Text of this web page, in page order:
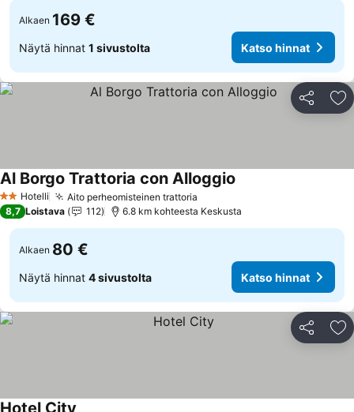
Alkaen 169 €
Näytä hinnat 1 sivustolta Katso hinnat
Jaa
2 Tähtiluokitus
Hotelli Aito perheomisteinen trattoria
Al Borgo Trattoria con Alloggio
8,7 Loistava 112 6.8 km kohteesta Keskusta
Alkaen 80 €
Näytä hinnat 4 sivustolta Katso hinnat
Jaa
Hotel City